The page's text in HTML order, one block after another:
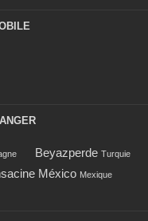
Beyazperde Turquie
México Mexique